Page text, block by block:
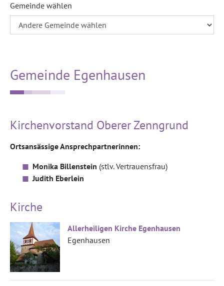
Gemeinde wählen
Gemeinde Egenhausen
Kirchenvorstand Oberer Zenngrund
Ortsansässige Ansprechpartnerinnen:
Monika Billenstein (stlv. Vertrauensfrau)
Judith Eberlein
Kirche
Allerheiligen Kirche Egenhausen
Egenhausen